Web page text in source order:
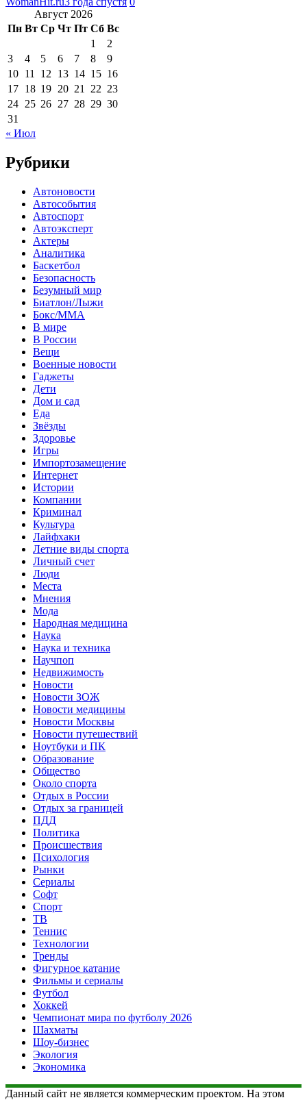
Август 2026
Пн Вт Ср Чт Пт Сб Вс
1
2
3
4 5 6 7 8
9
10 11 12 13 14 15 16
17 18 19 20 21 22 23
24 25 26 27 28 29 30
31
« Июл
Рубрики
Автоновости
Автособытия
Автоспорт
Автоэксперт
Актеры
Аналитика
Баскетбол
Безопасность
Безумный мир
Биатлон/Лыжи
Бокс/MMA
В мире
В России
Вещи
Военные новости
Гаджеты
Дети
Дом и сад
Еда
Звёзды
Здоровье
Игры
Импортозамещение
Интернет
Истории
Компании
Криминал
Культура
Лайфхаки
Летние виды спорта
Личный счет
Люди
Места
Мнения
Мода
Народная медицина
Наука
Наука и техника
Научпоп
Недвижимость
Новости
Новости ЗОЖ
Новости медицины
Новости Москвы
Новости путешествий
Ноутбуки и ПК
Образование
Общество
Около спорта
Отдых в России
Отдых за границей
ПДД
Политика
Происшествия
Психология
Рынки
Сериалы
Софт
Спорт
ТВ
Теннис
Технологии
Тренды
Фигурное катание
Фильмы и сериалы
Футбол
Хоккей
Чемпионат мира по футболу 2026
Шахматы
Шоу-бизнес
Экология
Экономика
Данный сайт не является коммерческим проектом. На этом